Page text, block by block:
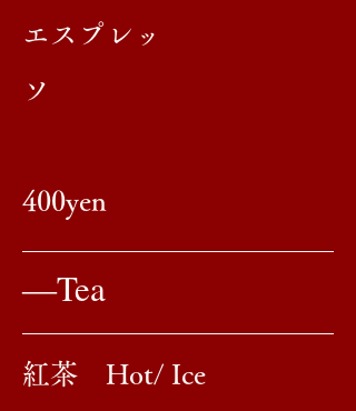
​エスプレッ
ソ
400yen
​紅茶 Hot/ Ice
​―Tea